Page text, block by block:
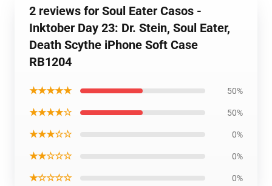
2 reviews for Soul Eater Casos -
Inktober Day 23: Dr. Stein, Soul Eater,
Death Scythe iPhone Soft Case
RB1204
★★★★★ 50%
★★★★☆ 50%
★★★☆☆ 0%
★★☆☆☆ 0%
★☆☆☆☆ 0%